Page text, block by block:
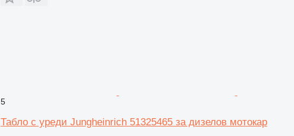
5
Табло с уреди Jungheinrich 51325465 за дизелов мотокар